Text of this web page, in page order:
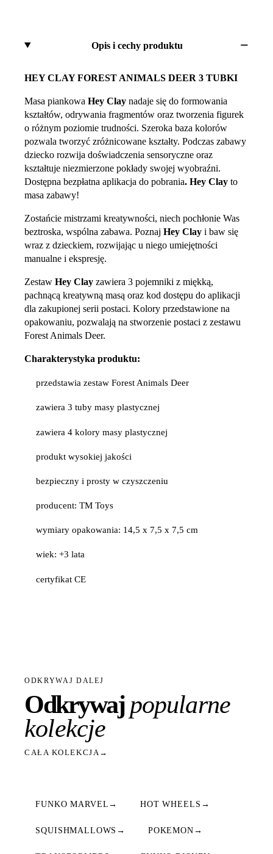
Opis i cechy produktu
HEY CLAY FOREST ANIMALS DEER 3 TUBKI
Masa piankowa Hey Clay nadaje się do formowania
kształtów, odrywania fragmentów oraz tworzenia figurek
o różnym poziomie trudności. Szeroka baza kolorów
pozwala tworzyć zróżnicowane kształty. Podczas zabawy
dziecko rozwija doświadczenia sensoryczne oraz
kształtuje niezmierzone pokłady swojej wyobraźni.
Dostępna bezpłatna aplikacja do pobrania. Hey Clay to
masa zabawy!
Zostańcie mistrzami kreatywności, niech pochłonie Was
beztroska, wspólna zabawa. Poznaj Hey Clay i baw się
wraz z dzieckiem, rozwijając u niego umiejętności
manualne i ekspresję.
Zestaw Hey Clay zawiera 3 pojemniki z miękką,
pachnącą kreatywną masą oraz kod dostępu do aplikacji
dla zakupionej serii postaci. Kolory przedstawione na
opakowaniu, pozwalają na stworzenie postaci z zestawu
Forest Animals Deer.
Charakterystyka produktu:
przedstawia zestaw Forest Animals Deer
zawiera 3 tuby masy plastycznej
zawiera 4 kolory masy plastycznej
produkt wysokiej jakości
bezpieczny i prosty w czyszczeniu
producent: TM Toys
wymiary opakowania: 14,5 x 7,5 x 7,5 cm
wiek: +3 lata
certyfikat CE
ODKRYWAJ DALEJ
Odkrywajpopularne
kolekcje
CAŁA KOLEKCJA →
FUNKO MARVEL → HOT WHEELS →
SQUISHMALLOWS → POKEMON →